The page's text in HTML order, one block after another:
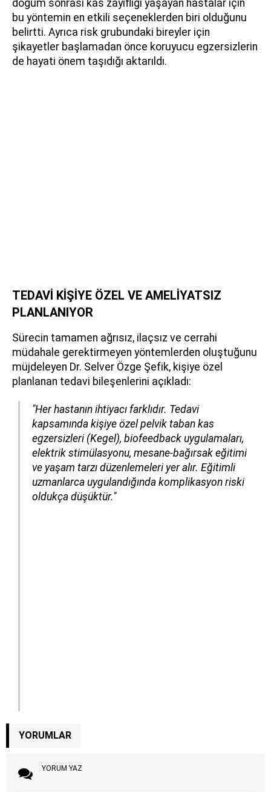
doğum sonrası kas zayıflığı yaşayan hastalar için
bu yöntemin en etkili seçeneklerden biri olduğunu
belirtti. Ayrıca risk grubundaki bireyler için
şikayetler başlamadan önce koruyucu egzersizlerin
de hayati önem taşıdığı aktarıldı.
TEDAVİ KİŞİYE ÖZEL VE AMELİYATSIZ
PLANLANIYOR
Sürecin tamamen ağrısız, ilaçsız ve cerrahi
müdahale gerektirmeyen yöntemlerden oluştuğunu
müjdeleyen Dr. Selver Özge Şefik, kişiye özel
planlanan tedavi bileşenlerini açıkladı:
"Her hastanın ihtiyacı farklıdır. Tedavi
kapsamında kişiye özel pelvik taban kas
egzersizleri (Kegel), biofeedback uygulamaları,
elektrik stimülasyonu, mesane-bağırsak eğitimi
ve yaşam tarzı düzenlemeleri yer alır. Eğitimli
uzmanlarca uygulandığında komplikasyon riski
oldukça düşüktür."
YORUMLAR
YORUM YAZ